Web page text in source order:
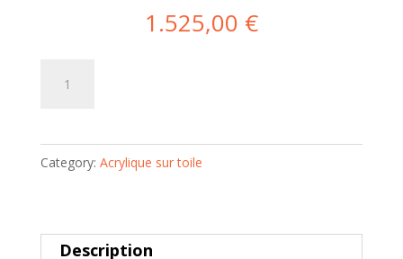
1.525,00 €
Retrouvailles
Moustapha
SANOU
Category: Acrylique sur toile
Description